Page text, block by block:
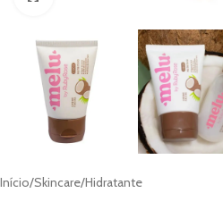
Início/Skincare/Hidratante